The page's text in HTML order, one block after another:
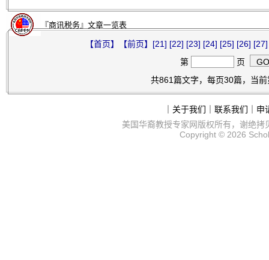
『商讯税务』文章一览表
【首页】 【前页】 [21] [22] [23] [24] [25] [26] [27]
第
页
共861篇文字，每页30篇，当
关于我们 联系我们
申
美国华裔教授专家网版权所有，谢绝拷
Copyright © 2026